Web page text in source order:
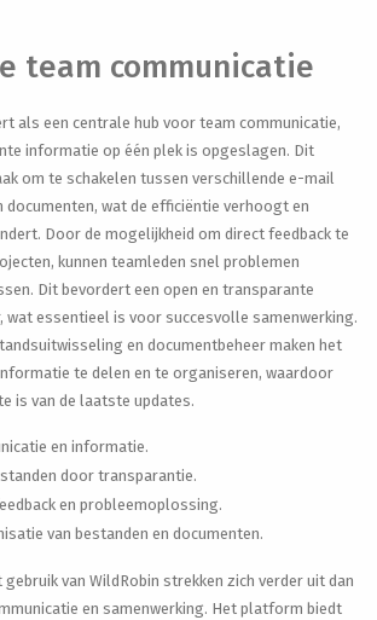
team communicatie
als een centrale hub voor team communicatie,
informatie op één plek is opgeslagen. Dit
om te schakelen tussen verschillende e-mail
documenten, wat de efficiëntie verhoogt en
Door de mogelijkheid om direct feedback te
kunnen teamleden snel problemen
Dit bevordert een open en transparante
wat essentieel is voor succesvolle samenwerking.
en documentbeheer maken het
te delen en te organiseren, waardoor
is van de laatste updates.
en informatie.
door transparantie.
en probleemoplossing.
van bestanden en documenten.
van WildRobin strekken zich verder uit dan
en samenwerking. Het platform biedt